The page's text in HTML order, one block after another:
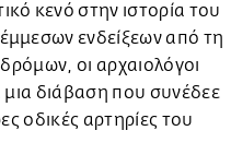
κενό στην ιστορία του
ενδείξεων από τη
οι αρχαιολόγοι
μια διάβαση που συνέδεε
οδικές αρτηρίες του